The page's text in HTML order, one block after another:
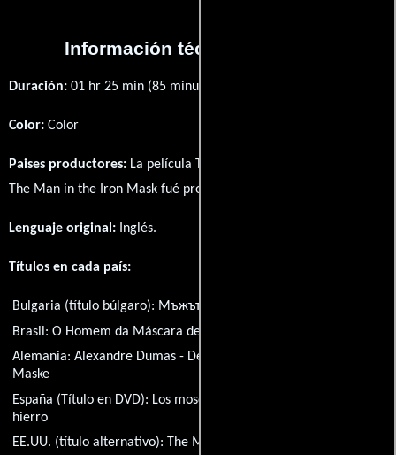
Información técnica y general
Duración: 01 hr 25 min (85 minutos) .
Color: Color
Paises productores: La película The Face of Alexandre Dumas:
The Man in the Iron Mask fué producida en
Lenguaje original: Inglés.
Títulos en cada país:
Bulgaria (título búlgaro): Мъжът с желязната маска
Brasil:O Homem da Máscara de Ferro
Alemania:Alexandre Dumas - Der Mann mit der eisernen
Maske
España (Título en DVD): Los mosqueteros del rey: la máscara de
hierro
EE.UU. (título alternativo): The Mask of Dumas